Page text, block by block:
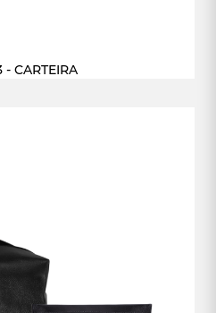
- CARTEIRA